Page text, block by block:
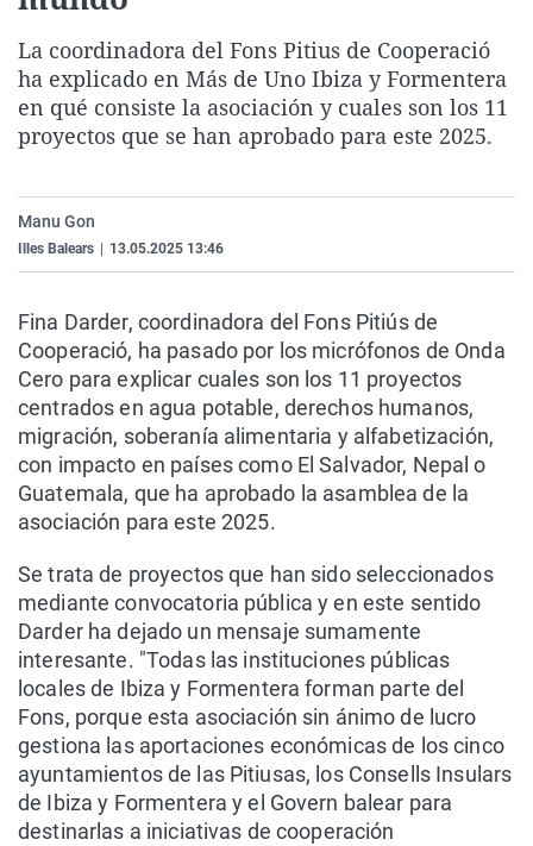
Gente viajera
Como el perro y el
Retornados
Equipo de
Operación Viuda
Galicia
La Rioja
Navarra
Televisión
Elecciones
La coordinadora del Fons Pitius de Cooperació
ha explicado en Más de Uno Ibiza y Formentera
en qué consiste la asociación y cuales son los 11
proyectos que se han aprobado para este 2025.
Manu Gon
Illes Balears 13.05.2025 13:46
Fina Darder, coordinadora del Fons Pitiús de
Cooperació, ha pasado por los micrófonos de Onda
Cero para explicar cuales son los 11 proyectos
centrados en agua potable, derechos humanos,
migración, soberanía alimentaria y alfabetización,
con impacto en países como El Salvador, Nepal o
Guatemala, que ha aprobado la asamblea de la
asociación para este 2025.
Se trata de proyectos que han sido seleccionados
mediante convocatoria pública y en este sentido
Darder ha dejado un mensaje sumamente
interesante. "Todas las instituciones públicas
locales de Ibiza y Formentera forman parte del
Fons, porque esta asociación sin ánimo de lucro
gestiona las aportaciones económicas de los cinco
ayuntamientos de las Pitiusas, los Consells Insulars
de Ibiza y Formentera y el Govern balear para
destinarlas a iniciativas de cooperación